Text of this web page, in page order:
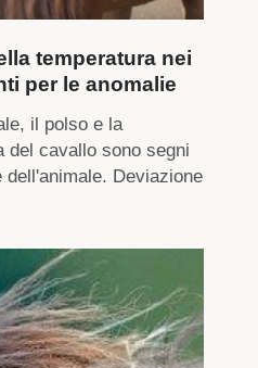
temperatura nei
per le anomalie
il polso e la
del cavallo sono segni
Deviazione